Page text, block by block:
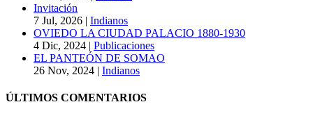
Invitación
7 Jul, 2026 | Indianos
OVIEDO LA CIUDAD PALACIO 1880-1930
4 Dic, 2024 | Publicaciones
EL PANTEÓN DE SOMAO
26 Nov, 2024 | Indianos
ÚLTIMOS COMENTARIOS